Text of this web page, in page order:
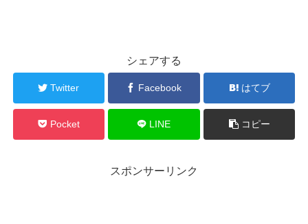
シェアする
Twitter Facebook はてブ
Pocket LINE コピー
スポンサーリンク